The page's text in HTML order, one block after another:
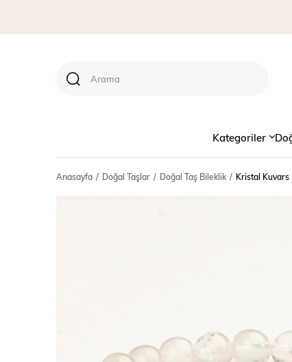
Kategoriler
Anasayfa Doğal Taşlar Doğal Taş Bileklik Kristal Kuvars